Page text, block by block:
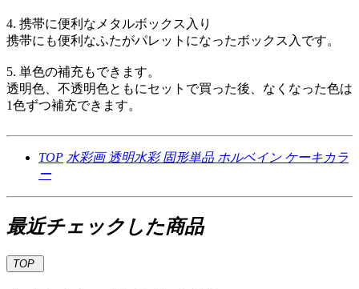
4. 携帯に便利なメタルボックス入り
携帯にも便利なふたがパレットになったボックス入です。
5. 単色の補充もできます。
透明色、不透明色ともにセットで買った後、なくなった色は
1色ずつ補充できます。
TOP 水彩画透明水彩固形単品 ホルベイン ケーキカラ
ー
最近チェックした商品
TOP